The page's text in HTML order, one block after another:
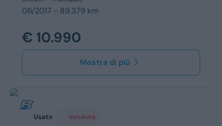
06/2017 - 89.379 km
€ 10.990
Mostra di più
Usato Venduta